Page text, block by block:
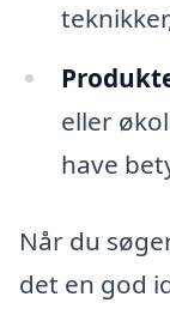
eller
have
Når du
det en god